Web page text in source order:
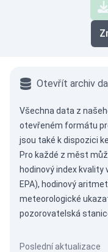
Otevřít archiv
Všechna data z
otevřeném formátu
jsou také k dispozici
Pro každé z měst
hodinový index kvality
EPA), hodinový
meteorologické
pozorovatelská
Poslední aktualizace